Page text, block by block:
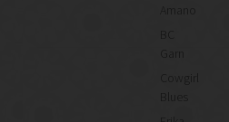
Cowgirl